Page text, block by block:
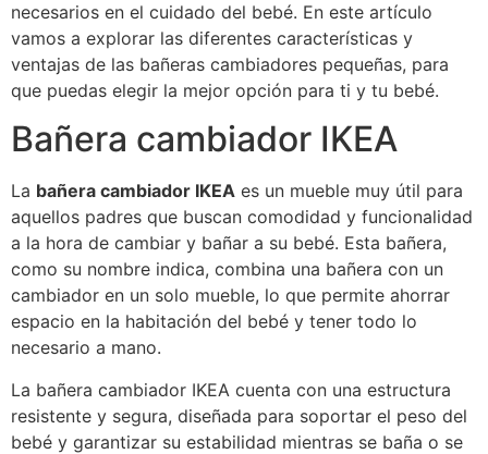
necesarios en el cuidado del bebé. En este artículo
vamos a explorar las diferentes características y
ventajas de las bañeras cambiadores pequeñas, para
que puedas elegir la mejor opción para ti y tu bebé.
Bañera cambiador IKEA
La bañera cambiador IKEA es un mueble muy útil para
aquellos padres que buscan comodidad y funcionalidad
a la hora de cambiar y bañar a su bebé. Esta bañera,
como su nombre indica, combina una bañera con un
cambiador en un solo mueble, lo que permite ahorrar
espacio en la habitación del bebé y tener todo lo
necesario a mano.
La bañera cambiador IKEA cuenta con una estructura
resistente y segura, diseñada para soportar el peso del
bebé y garantizar su estabilidad mientras se baña o se